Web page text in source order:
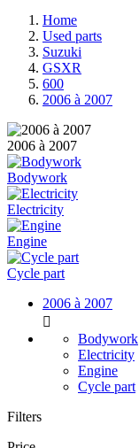
Home
Used parts
Suzuki
GSXR
600
2006 à 2007
2006 à 2007
Bodywork
Electricity
Engine
Cycle part
2006 à 2007

Bodywork
Electricity
Engine
Cycle part
Filters